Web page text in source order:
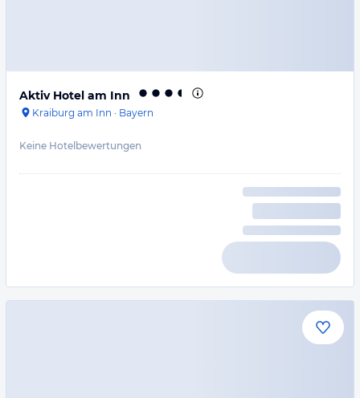
Aktiv Hotel am Inn
Kraiburg am Inn · Bayern
Keine Hotelbewertungen